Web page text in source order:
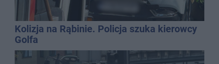
Kolizja na Rąbinie. Policja szuka kierowcy
Golfa